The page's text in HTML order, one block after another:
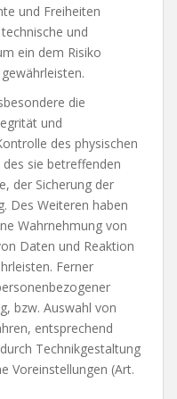
und Freiheiten
und
ein dem Risiko
die
und
des physischen
sie betreffenden
der Sicherung der
Des Weiteren haben
Wahrnehmung von
Daten und Reaktion
Ferner
bzw. Auswahl von
entsprechend
Technikgestaltung
Voreinstellungen (Art.